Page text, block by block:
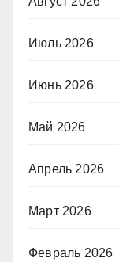
Июль 2026
Июнь 2026
Май 2026
Апрель 2026
Март 2026
Февраль 2026